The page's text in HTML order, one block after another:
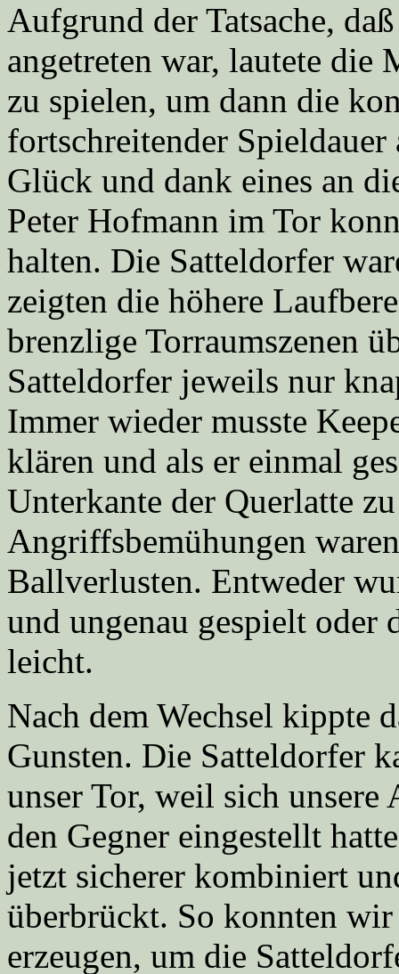
Aufgrund der Tatsache,
angetreten war, lautete die
zu spielen, um dann die
fortschreitender
Glück und dank eines an
Peter Hofmann im Tor
halten. Die Satteldorfer
zeigten die höhere
brenzlige Torraumszenen
Satteldorfer jeweils nur
Immer wieder musste
klären und als er einmal
Unterkante der Querlatte
Angriffsbemühungen
Ballverlusten. Entweder
und ungenau gespielt oder
leicht.
Nach dem Wechsel kippte
Gunsten. Die Satteldorfer
unser Tor, weil sich unsere
den Gegner eingestellt
jetzt sicherer kombiniert
überbrückt. So konnten
erzeugen, um die